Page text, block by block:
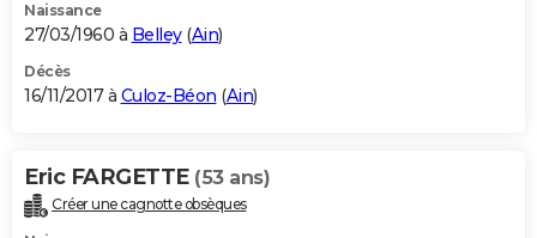
Naissance
27/03/1960 à Belley(Ain)
Décès
16/11/2017 à Culoz-Béon (Ain)
Eric FARGETTE (53 ans)
Créer une cagnotte obsèques